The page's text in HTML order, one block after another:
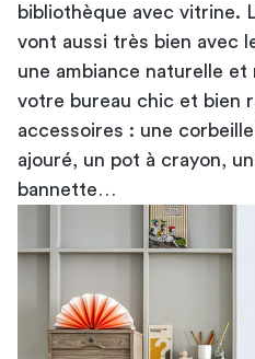
bibliothèque avec vitrine.
vont aussi très bien avec
une ambiance naturelle
votre bureau chic et bien
accessoires : une
ajouré, un pot à crayon,
bannette…